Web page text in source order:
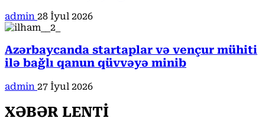
admin 28 İyul 2026
Azərbaycanda startaplar və vençur mühiti
ilə bağlı qanun qüvvəyə minib
admin 27 İyul 2026
XƏBƏR LENTİ